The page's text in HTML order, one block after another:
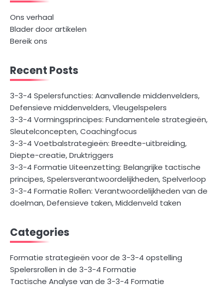
Ons verhaal
Blader door artikelen
Bereik ons
Recent Posts
3-3-4 Spelersfuncties: Aanvallende middenvelders,
Defensieve middenvelders, Vleugelspelers
3-3-4 Vormingsprincipes: Fundamentele strategieën,
Sleutelconcepten, Coachingfocus
3-3-4 Voetbalstrategieën: Breedte-uitbreiding,
Diepte-creatie, Druktriggers
3-3-4 Formatie Uiteenzetting: Belangrijke tactische
principes, Spelersverantwoordelijkheden, Spelverloop
3-3-4 Formatie Rollen: Verantwoordelijkheden van de
doelman, Defensieve taken, Middenveld taken
Categories
Formatie strategieën voor de 3-3-4 opstelling
Spelersrollen in de 3-3-4 Formatie
Tactische Analyse van de 3-3-4 Formatie